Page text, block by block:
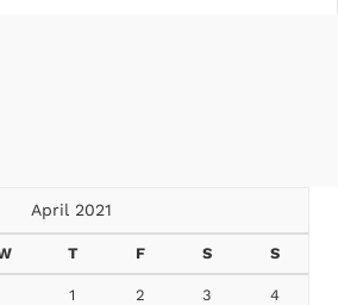
April 2021
T F S S
1 2 3
4